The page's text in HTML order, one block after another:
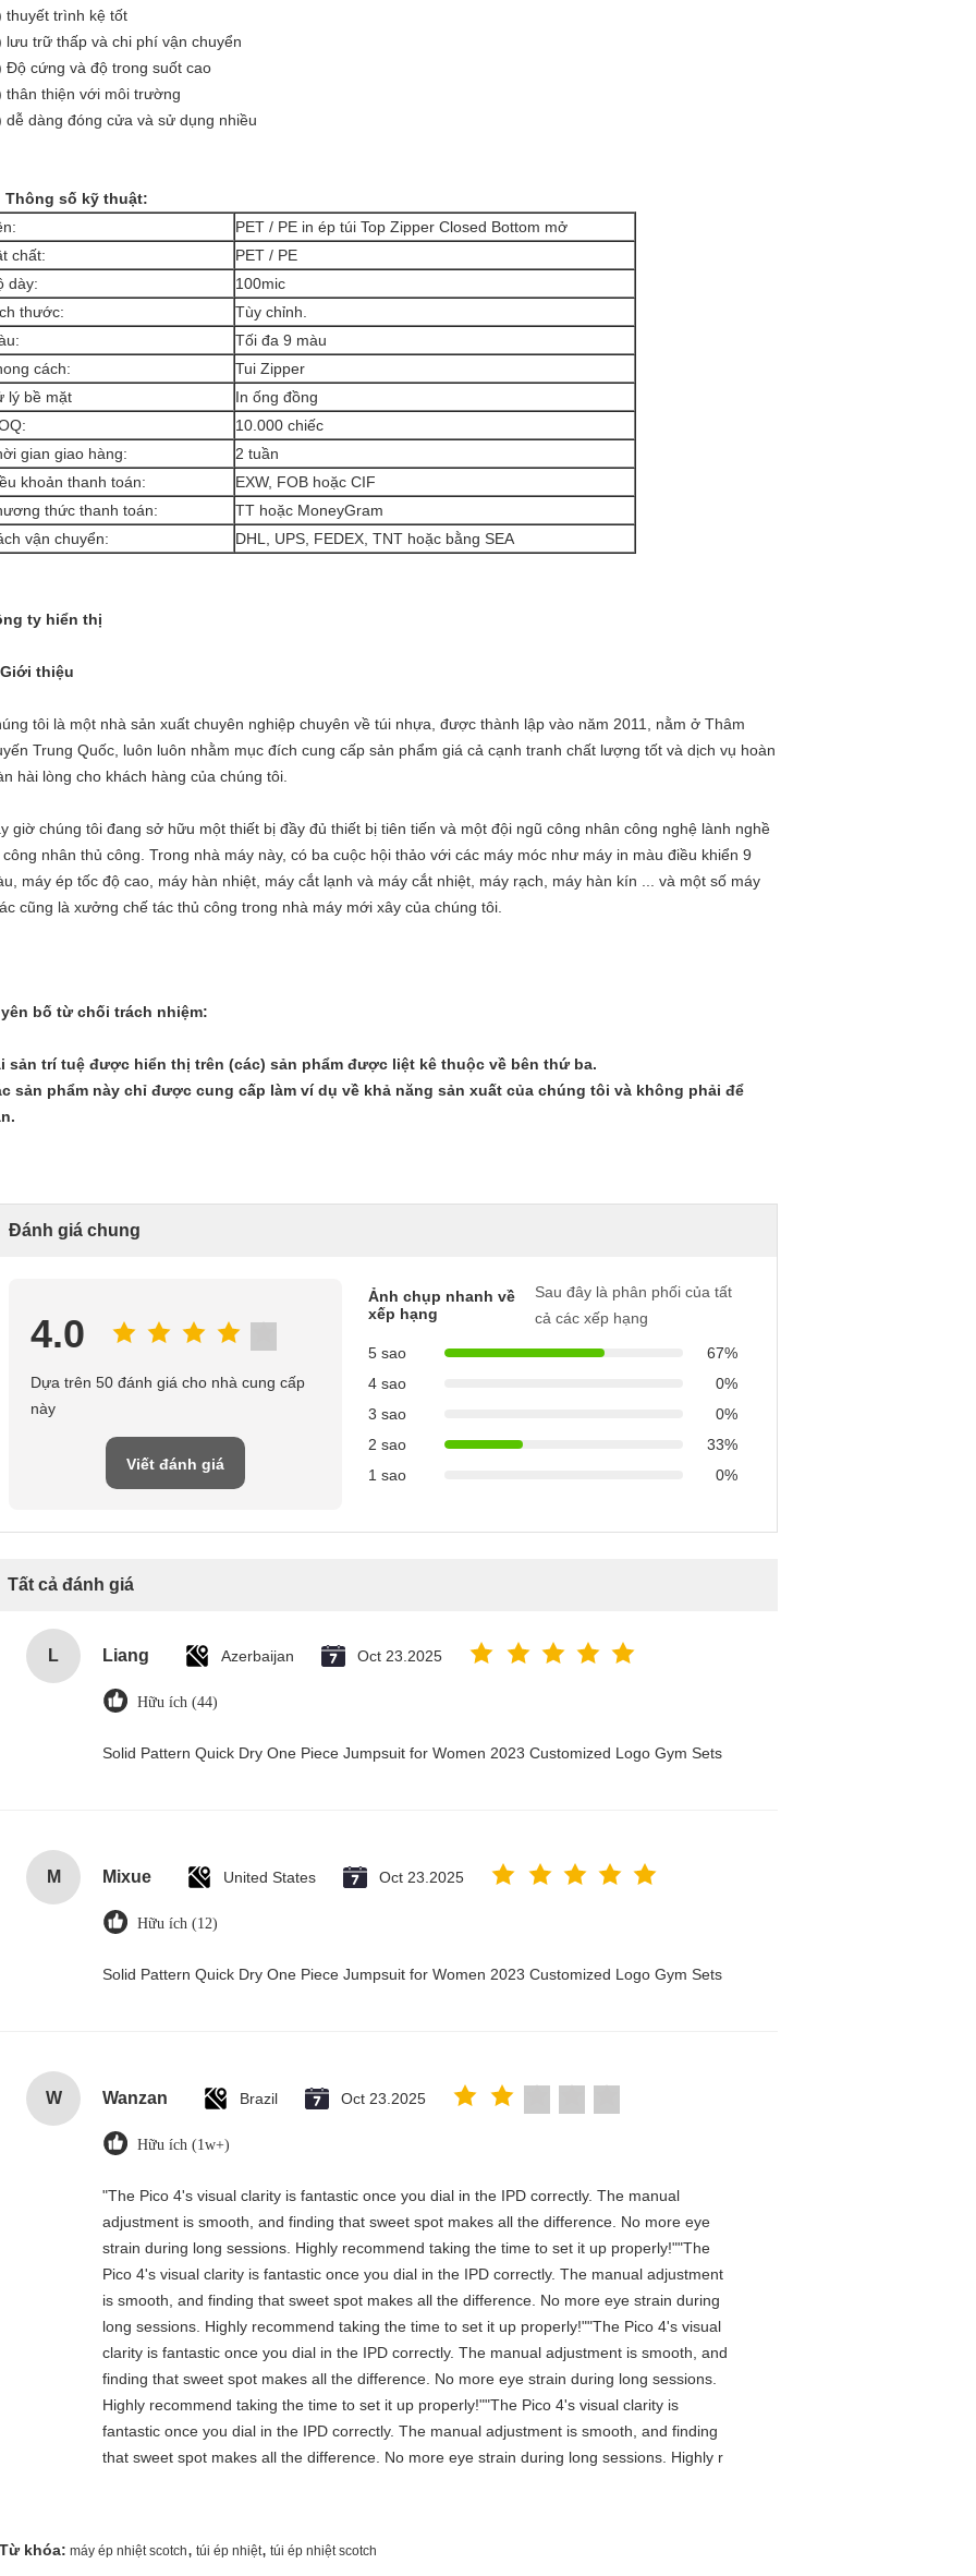
thuyết trình kệ tốt
lưu trữ thấp và chi phí vận chuyển
Độ cứng và độ trong suốt cao
thân thiện với môi trường
dễ dàng đóng cửa và sử dụng nhiều
Thông số kỹ thuật:
PET / PE in ép túi Top Zipper Closed Bottom mở
chất:
PET / PE
dày:
100mic
thước:
Tùy chỉnh.
Tối đa 9 màu
cách:
Tui Zipper
lý bề mặt
In ống đồng
10.000 chiếc
gian giao hàng:
2 tuần
khoản thanh toán:
EXW, FOB hoặc CIF
thức thanh toán:
TT hoặc MoneyGram
vận chuyển:
DHL, UPS, FEDEX, TNT hoặc bằng SEA
ty hiển thị
thiệu
tôi là một nhà sản xuất chuyên nghiệp chuyên về túi nhựa, được thành lập vào năm 2011, nằm ở Thâm
Trung Quốc, luôn luôn nhằm mục đích cung cấp sản phẩm giá cả cạnh tranh chất lượng tốt và dịch vụ hoàn
hài lòng cho khách hàng của chúng tôi.
giờ chúng tôi đang sở hữu một thiết bị đầy đủ thiết bị tiên tiến và một đội ngũ công nhân công nghệ lành nghề
nhân thủ công. Trong nhà máy này, có ba cuộc hội thảo với các máy móc như máy in màu điều khiển 9
máy ép tốc độ cao, máy hàn nhiệt, máy cắt lạnh và máy cắt nhiệt, máy rạch, máy hàn kín ... và một số máy
cũng là xưởng chế tác thủ công trong nhà máy mới xây của chúng tôi.
bố từ chối trách nhiệm:
sản trí tuệ được hiển thị trên (các) sản phẩm được liệt kê thuộc về bên thứ ba.
sản phẩm này chỉ được cung cấp làm ví dụ về khả năng sản xuất của chúng tôi và không phải để
Đánh giá chung
4.0
Dựa trên 50 đánh giá cho nhà cung cấp
này
Viết đánh giá
Ảnh chụp nhanh về
xếp hạng
Sau đây là phân phối của tất
cả các xếp hạng
5 sao
67%
4 sao
0%
3 sao
0%
2 sao
33%
1 sao
0%
Tất cả đánh giá
L Liang Azerbaijan Oct 23.2025
Hữu ích (44)
Solid Pattern Quick Dry One Piece Jumpsuit for Women 2023 Customized Logo Gym Sets
M Mixue United States Oct 23.2025
Hữu ích (12)
Solid Pattern Quick Dry One Piece Jumpsuit for Women 2023 Customized Logo Gym Sets
W Wanzan Brazil Oct 23.2025
Hữu ích (1w+)
"The Pico 4's visual clarity is fantastic once you dial in the IPD correctly. The manual
adjustment is smooth, and finding that sweet spot makes all the difference. No more eye
strain during long sessions. Highly recommend taking the time to set it up properly!""The
Pico 4's visual clarity is fantastic once you dial in the IPD correctly. The manual adjustment
is smooth, and finding that sweet spot makes all the difference. No more eye strain during
long sessions. Highly recommend taking the time to set it up properly!""The Pico 4's visual
clarity is fantastic once you dial in the IPD correctly. The manual adjustment is smooth, and
finding that sweet spot makes all the difference. No more eye strain during long sessions.
Highly recommend taking the time to set it up properly!""The Pico 4's visual clarity is
fantastic once you dial in the IPD correctly. The manual adjustment is smooth, and finding
that sweet spot makes all the difference. No more eye strain during long sessions. Highly r
Từ khóa: máy ép nhiệt scotch, túi ép nhiệt, túi ép nhiệt scotch